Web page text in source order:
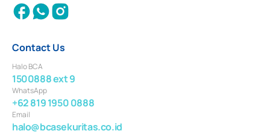
Contact Us
Halo BCA
1500888 ext 9
WhatsApp
+62 819 1950 0888
Email
halo@bcasekuritas.co.id